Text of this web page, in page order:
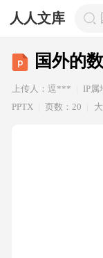
人人文库
国外的
上传人：逗*** IP属
PPTX
页数：20